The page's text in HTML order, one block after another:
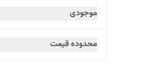
موجودی
محدوده قیمت